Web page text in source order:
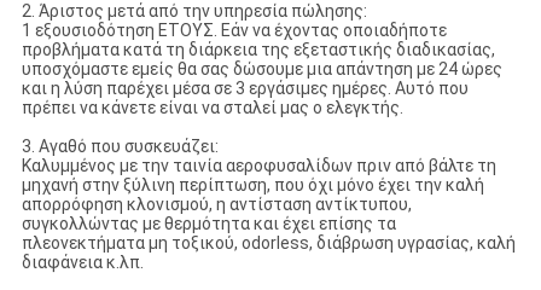
2. Άριστος μετά από την υπηρεσία πώλησης:
1 εξουσιοδότηση ΕΤΟΥΣ. Εάν να έχοντας οποιαδήποτε
προβλήματα κατά τη διάρκεια της εξεταστικής διαδικασίας,
υποσχόμαστε εμείς θα σας δώσουμε μια απάντηση με 24 ώρες
και η λύση παρέχει μέσα σε 3 εργάσιμες ημέρες. Αυτό που
πρέπει να κάνετε είναι να σταλεί μας ο ελεγκτής.
3. Αγαθό που συσκευάζει:
Καλυμμένος με την ταινία αεροφυσαλίδων πριν από βάλτε τη
μηχανή στην ξύλινη περίπτωση, που όχι μόνο έχει την καλή
απορρόφηση κλονισμού, η αντίσταση αντίκτυπου,
συγκολλώντας με θερμότητα και έχει επίσης τα
πλεονεκτήματα μη τοξικού, odorless, διάβρωση υγρασίας, καλή
διαφάνεια κ.λπ.